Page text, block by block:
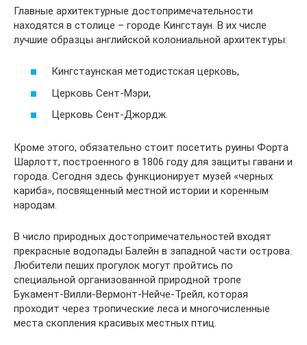
Главные архитектурные достопримечательности
находятся в столице – городе Кингстаун. В их числе
лучшие образцы английской колониальной архитектуры:
Кингстаунская методистская церковь,
Церковь Сент-Мэри,
Церковь Сент-Джордж.
Кроме этого, обязательно стоит посетить руины Форта
Шарлотт, построенного в 1806 году для защиты гавани и
города. Сегодня здесь функционирует музей «черных
кариба», посвященный местной истории и коренным
народам.
В число природных достопримечательностей входят
прекрасные водопады Балейн в западной части острова.
Любители пеших прогулок могут пройтись по
специальной организованной природной тропе
Букамент-Вилли-Вермонт-Нейче-Трейл, которая
проходит через тропические леса и многочисленные
места скопления красивых местных птиц.